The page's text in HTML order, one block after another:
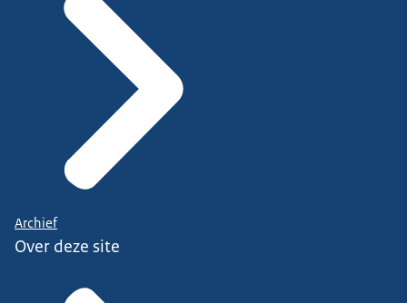
Archief
Over deze site